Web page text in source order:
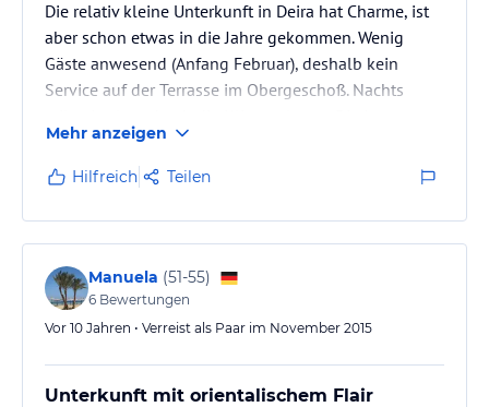
Die relativ kleine Unterkunft in Deira hat Charme, ist
aber schon etwas in die Jahre gekommen. Wenig
Gäste anwesend (Anfang Februar), deshalb kein
Service auf der Terrasse im Obergeschoß. Nachts
mitten im historischen Viertel, dicht am Creek,
fußläufig zu den Abra`s und somit nahe an den Souks
ist jedoch großartig, wenn man die Innenstadt schon
kennt und einmal das historische Dubai erkunden
möchte. Zum Flughafen mit der Metro ca. 40 Min.,
ebenso ins Stadtzentrum.
Mehr anzeigen
Hilfreich Teilen
Manuela (51-55)
6 Bewertungen
Vor 10 Jahren • Verreist als Paar im November 2015
Unterkunft mit orientalischem Flair